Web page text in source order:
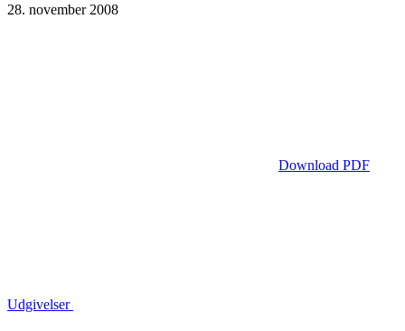
28. november 2008
Download PDF
Udgivelser